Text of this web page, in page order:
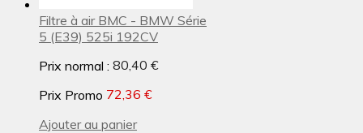
Filtre à air BMC - BMW Série
5 (E39) 525i 192CV
Prix normal : 80,40 €
Prix Promo 72,36 €
Ajouter au panier